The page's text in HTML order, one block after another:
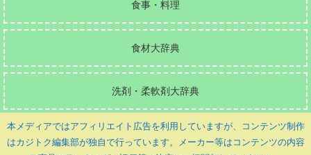
食事・料理
食材大辞典
洗剤・柔軟剤大辞典
本メディアではアフィリエイト広告を利用していますが、コンテンツ制作
はカジトク編集部が独自で行っています。メーカー等はコンテンツの内容